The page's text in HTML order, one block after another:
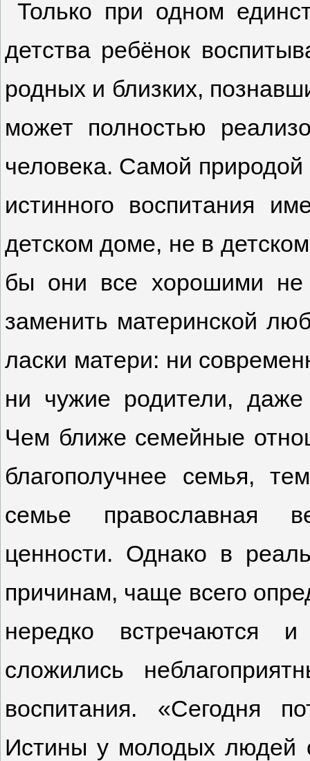
Только при одном
детства ребёнок
родных и близких,
может полностью
человека. Самой природой
истинного воспитания
детском доме, не в
бы они все хорошими
заменить материнской
ласки матери: ни
ни чужие родители, даже
Чем ближе семейные
благополучнее семья,
семье православная
ценности. Однако в
причинам, чаще всего
нередко встречаются
сложились
воспитания. «Сегодня
Истины у молодых людей